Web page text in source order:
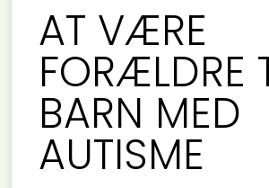
AT VÆRE
FORÆLDRE
BARN MED
AUTISME